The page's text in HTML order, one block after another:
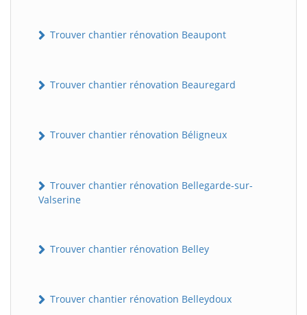
Trouver chantier rénovation Beaupont
Trouver chantier rénovation Beauregard
Trouver chantier rénovation Béligneux
Trouver chantier rénovation Bellegarde-sur-
Valserine
Trouver chantier rénovation Belley
Trouver chantier rénovation Belleydoux